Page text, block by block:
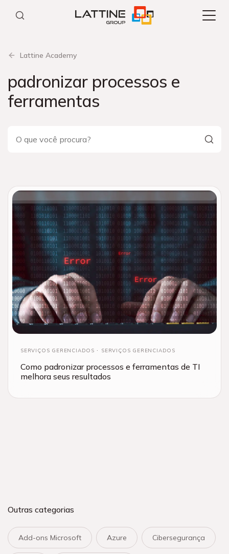
Lattine Academy
padronizar processos e
ferramentas
SERVIÇOS GERENCIADOS SERVIÇOS GERENCIADOS
Como padronizar processos e ferramentas de TI
melhora seus resultados
Outras categorias
Add-ons Microsoft Azure Cibersegurança